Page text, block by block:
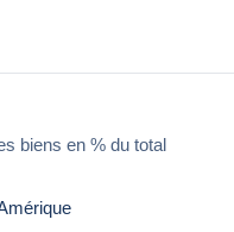
biens en % du total